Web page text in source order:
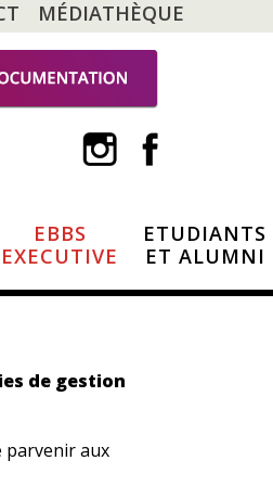
MÉDIATHÈQUE
EBBS
EXECUTIVE
ETUDIANTS
ET ALUMNI
de gestion
parvenir aux